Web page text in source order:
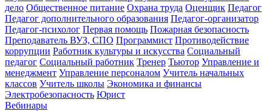
дело Общественное питание Охрана труда Оценщик Педагог
Педагог дополнительного образования Педагог-организатор
Педагог-психолог Первая помощь Пожарная безопасность
Преподаватель ВУЗ, СПО Программист Противодействие
коррупции Работник культуры и искусства Социальный
педагог Социальный работник Тренер Тьютор Управление и
менеджмент Управление персоналом Учитель начальных
классов Учитель школы Экономика и финансы
Электробезопасность Юрист
Вебинары